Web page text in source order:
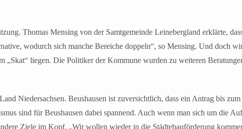
Thomas Mensing von der Samtgemeinde Leinebergland erklärte,
wodurch sich manche Bereiche doppeln“, so Mensing. Und doch
liegen. Die Politiker der Kommune wurden zu weiteren
Niedersachsen. Beushausen ist zuversichtlich, dass ein Antrag bis
sind für Beushausen dabei spannend. Auch wenn man sich um die
Ziele im Kopf. „Wir wollen wieder in die Städtebauförderung